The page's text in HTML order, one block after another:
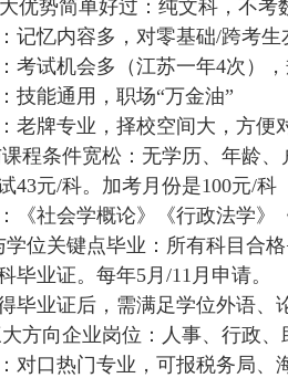
优势简单好过：纯文科，不考
记忆内容多，对零基础/跨考生
考试机会多（江苏一年4次），
技能通用，职场“万金油”
老牌专业，择校空间大，方便
程条件宽松：无学历、年龄、
43元/科。加考月份是100元/科
《社会学概论》《行政法学》
位关键点毕业：所有科目合格
毕业证。每年5月/11月申请。
毕业证后，需满足学位外语、
方向企业岗位：人事、行政、
对口热门专业，可报税务局、